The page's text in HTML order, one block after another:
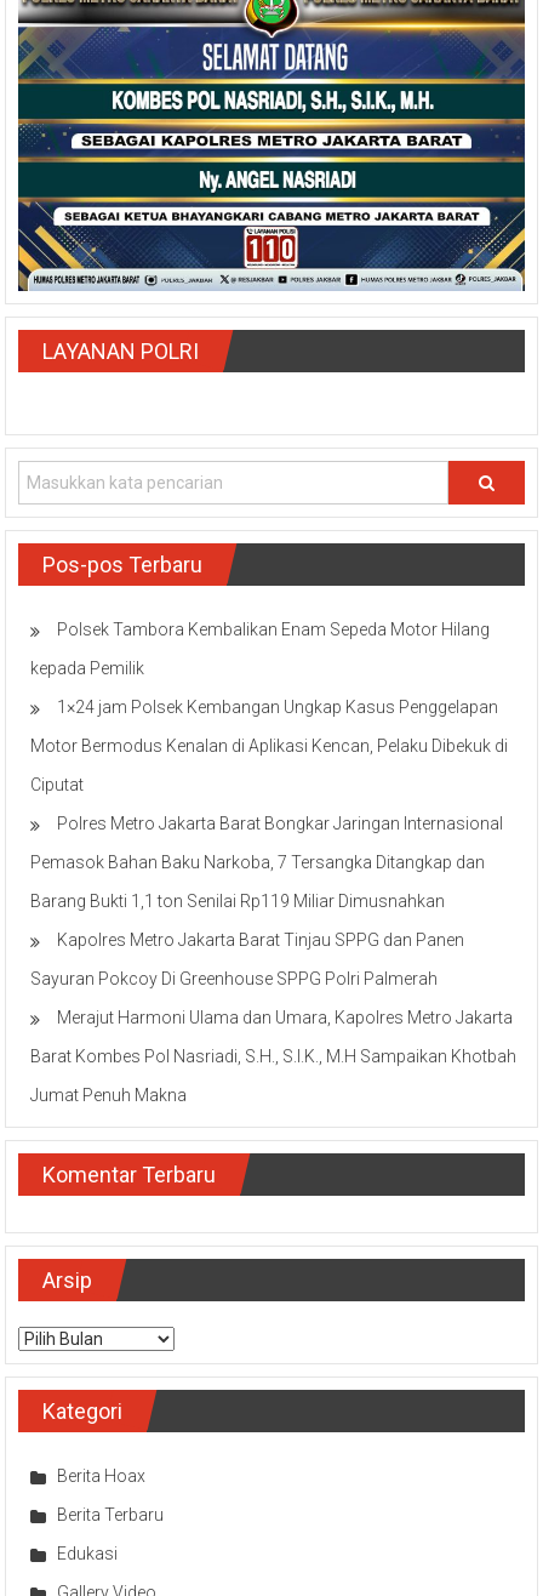
LAYANAN POLRI
Pos-pos Terbaru
Polsek Tambora Kembalikan Enam Sepeda Motor Hilang
kepada Pemilik
1×24 jam Polsek Kembangan Ungkap Kasus Penggelapan
Motor Bermodus Kenalan di Aplikasi Kencan, Pelaku Dibekuk di
Ciputat
Polres Metro Jakarta Barat Bongkar Jaringan Internasional
Pemasok Bahan Baku Narkoba, 7 Tersangka Ditangkap dan
Barang Bukti 1,1 ton Senilai Rp119 Miliar Dimusnahkan
Kapolres Metro Jakarta Barat Tinjau SPPG dan Panen
Sayuran Pokcoy Di Greenhouse SPPG Polri Palmerah
Merajut Harmoni Ulama dan Umara, Kapolres Metro Jakarta
Barat Kombes Pol Nasriadi, S.H., S.I.K., M.H Sampaikan Khotbah
Jumat Penuh Makna
Komentar Terbaru
Arsip
Arsip
Kategori
Berita Hoax
Berita Terbaru
Edukasi